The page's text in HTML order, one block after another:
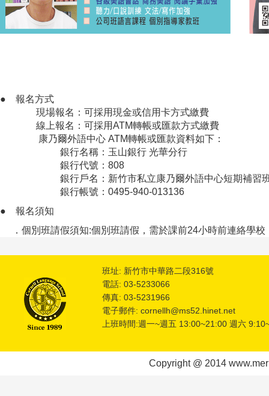
● 報名方式
現場報名：可採用現金或信用卡方式繳費
線上報名：可採用ATM轉帳或匯款方式繳費
康乃爾外語中心 ATM轉帳或匯款資料如下：
銀行名稱：玉山銀行 光華分行
銀行代號：808
銀行戶名：新竹市私立康乃爾外語中心短期補習班
銀行帳號：0495-940-013136
●
報名須知
．個別班請假須知:個別班請假，需於課前24小時前連絡學
班址: 新竹市中華路二段316號
電話: 03-5233066
傳真: 03-5231966
電子郵件: cornellh@ms52.hinet.net
上班時間:週一~週五 13:00~21:00 週六
Copyright @ 2014